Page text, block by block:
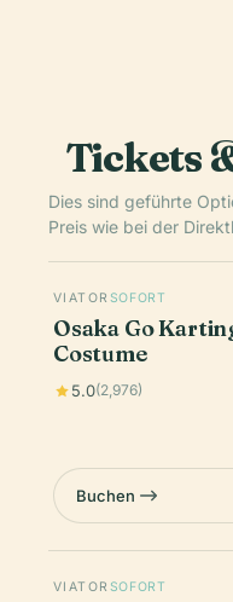
Tickets
Dies sind geführte
Preis wie bei der
VIATOR SOFORT
Osaka Go
Costume
5.0(2,976)
Buchen
VIATOR SOFORT